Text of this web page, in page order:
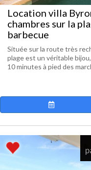
Location villa
chambres sur la
barbecue
Située sur la route très
plage est un véritable
10 minutes à pied des